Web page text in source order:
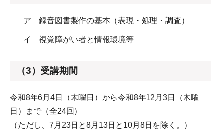
ア 録音図書製作の基本（表現・処理・調査）
イ 視覚障がい者と情報環境等
（3）受講期間
令和8年6月4日（木曜日）から令和8年12月3日（木曜
日）まで（全24回）
（ただし、7月23日と8月13日と10月8日を除く。）